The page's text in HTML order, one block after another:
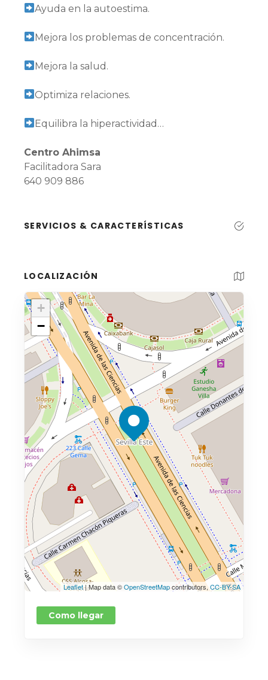
Ayuda en la autoestima.
Mejora los problemas de concentración.
Mejora la salud.
Optimiza relaciones.
Equilibra la hiperactividad…
Centro Ahimsa
Facilitadora Sara
640 909 886
SERVICIOS & CARACTERÍSTICAS
LOCALIZACIÓN
+
−
Leaflet| Map data ©OpenStreetMapcontributors,CC-BY-SA
Como llegar